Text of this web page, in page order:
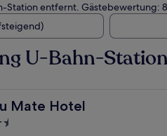
Station entfernt. Gästebewertung:
U-Bahn-Station
Mate Hotel
Mate Hotel